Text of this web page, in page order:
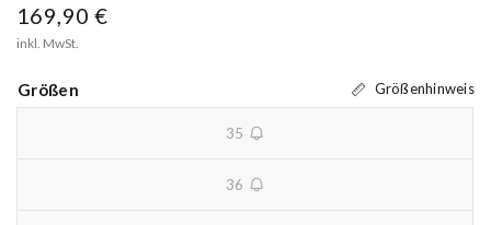
169,90 €
inkl. MwSt.
Größen Größenhinweis
35
unavailable
36
unavailable